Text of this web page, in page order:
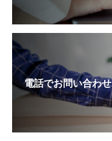
電話でお問い合わせ